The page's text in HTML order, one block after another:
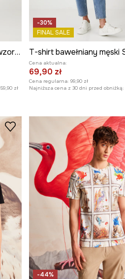
T-shirt bawełniany męski wzorzysty kolor multicolor
59,90 zł
-30%
FINAL SALE
Cena aktualna:
69,90 zł
Cena regularna: 99,90 zł
Najniższa cena z 30 dni przed obniżką:
-44%